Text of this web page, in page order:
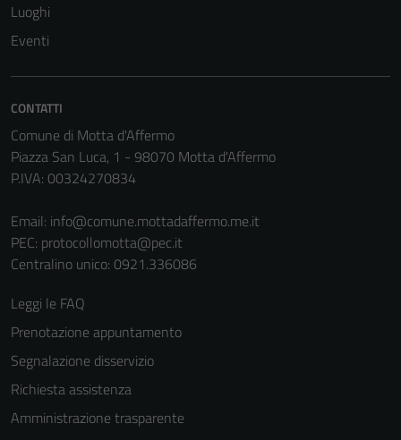
Luoghi
Eventi
CONTATTI
Comune di Motta d'Affermo
Piazza San Luca, 1 - 98070 Motta d'Affermo
P.IVA: 00324270834
Email: info@comune.mottadaffermo.me.it
PEC: protocollomotta@pec.it
Centralino unico: 0921.336086
Leggi le FAQ
Prenotazione appuntamento
Segnalazione disservizio
Richiesta assistenza
Amministrazione trasparente